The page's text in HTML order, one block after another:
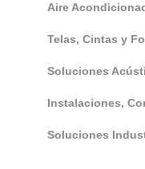
Aire
Telas, Cintas y
Soluciones
Instalaciones,
Soluciones